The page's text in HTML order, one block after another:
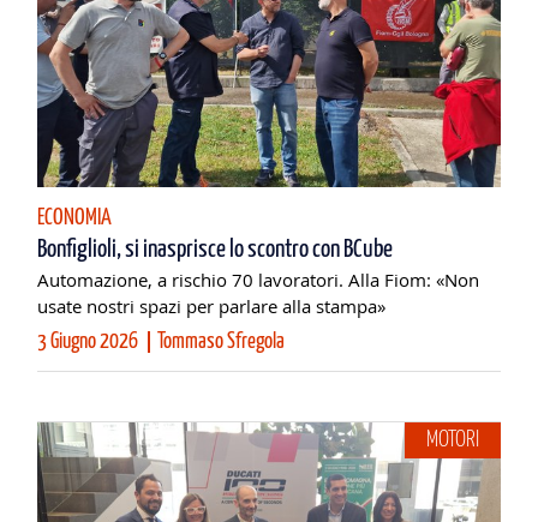
ECONOMIA
Bonfiglioli, si inasprisce lo scontro con BCube
Automazione, a rischio 70 lavoratori. Alla Fiom: «Non
usate nostri spazi per parlare alla stampa»
3 Giugno 2026 Tommaso Sfregola
MOTORI